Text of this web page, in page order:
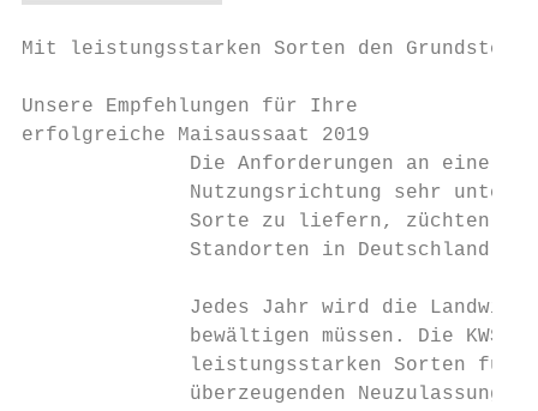
Mit leistungsstarken Sorten den
Unsere Empfehlungen für Ihre
erfolgreiche Maisaussaat 2019
Die Anforderungen an eine
Nutzungsrichtung sehr
Sorte zu liefern, züchten
Standorten in Deutschland.
Jedes Jahr wird die
bewältigen müssen. Die KWS
leistungsstarken Sorten für
überzeugenden